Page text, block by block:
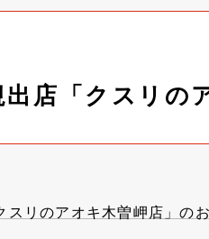
店「クスリの
リのアオキ木曽岬店」の